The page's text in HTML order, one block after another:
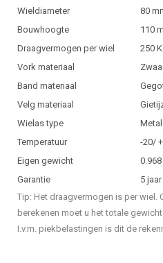
Wieldiameter
80
Bouwhoogte
110
Draagvermogen per wiel
250
Vork materiaal
Band materiaal
Velg materiaal
Wielas type
Temperatuur
-20/
Eigen gewicht
0.968
Garantie
5 jaar
Tip: Het draagvermogen is per wiel.
berekenen moet u het totale
I.v.m. piekbelastingen is dit de